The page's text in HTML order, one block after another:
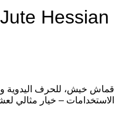
قماش خيش، للحرف اليدوية
الاستخدامات – خيار مثالي